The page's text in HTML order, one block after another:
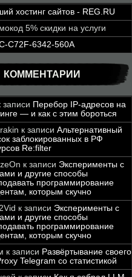
хостинг сайтов - REG.RU
5% скидки на услуги
C72F-6342-560A
КОММЕНТАРИИ
записи Перебор IP-адресов на
— и как с этим бороться
к записи Альтернативный
заблокированных в РФ
Re:filter
к записи Эксперименты с
и другие способы
программирование
которым скучно
к записи Эксперименты с
и другие способы
программирование
которым скучно
к записи Развёртывание своего
Telegram со статистикой